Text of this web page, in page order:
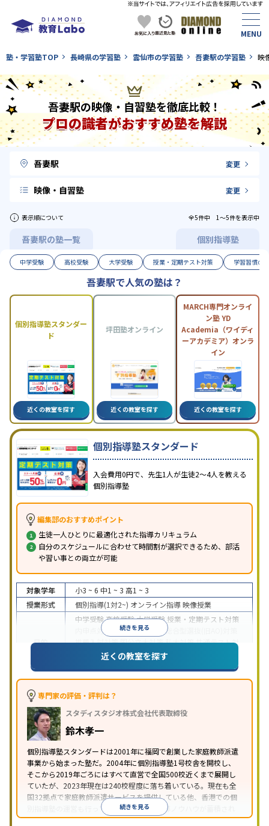
塾・学習塾TOP 長崎県の学習塾 雲仙市の学習塾 吾妻駅の学習塾 映
吾妻駅の映像・自習塾を徹底比較！
プロの識者がおすすめ塾を解説
吾妻駅 変更
映像・自習塾 変更
表示順について 全5件中 1〜5件を表示中
吾妻駅の塾一覧 個別指導塾
中学受験 高校受験 大学受験 授業・定期テスト対策 学習習慣の
吾妻駅で人気の塾は？
個別指導塾スタンダー
ド
近くの教室を探す
坪田塾オンライン
近くの教室を探す
MARCH専門オンライ
ン塾 YD
Academia（ワイディ
ーアカデミア）オンラ
イン
近くの教室を探す
個別指導塾スタンダード
入会費用0円で、先生1人が生徒2〜4人を教える
個別指導塾
編集部のおすすめポイント
生徒一人ひとりに最適化された指導カリキュラム
自分のスケジュールに合わせて時間割が選択できるため、部活
や習い事との両立が可能
続きを見る
対象学年 小3 ~ 6 中1 ~ 3 高1 ~ 3
授業形式
個別指導(1対2~) オンライン指導映像授業
目的
中学受験高校受験大学受験 授業・定期テスト対策
内申点対策
学習習慣の定着
総合型選抜(旧AO)対策
推薦入試対策国公立大対策私大対策共通テスト対
英検(英語検定)対策漢検(漢字検定)対策
特徴
中高一貫校生に対応授業の振替可能不登校生に対
応
学習にPC・タブレットを利用
科目から受講可能
り
近くの教室を探す
専門家の評価・評判は？
スタディスタジオ株式会社代表取締役
鈴木孝一
個別指導塾スタンダードは2001年に福岡で創業した家庭教師派遣
事業から始まった塾だ。2004年に個別指導塾1号校舎を開校し、
そこから2019年ごろにはすべて直営で全国500校近くまで展開し
ていたが、2023年現在は240校程度に落ち着いている。現在も全
国32拠点で家庭教師派遣サービスを提供している他、香港での個
別指導塾の運営も行っており、汎用的な指導ノウハウが蓄積され
ていることが伺える。
続きを見る